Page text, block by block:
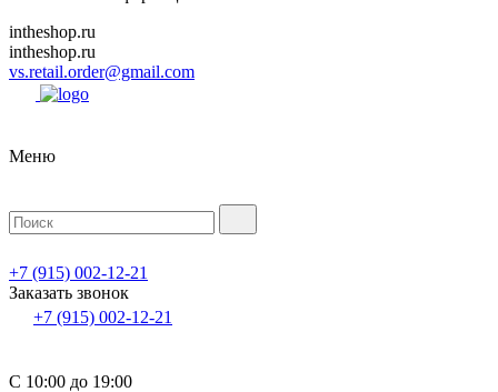
intheshop.ru
intheshop.ru
vs.retail.order@gmail.com
Меню
+7 (915) 002-12-21
Заказать звонок
+7 (915) 002-12-21
С 10:00 до 19:00